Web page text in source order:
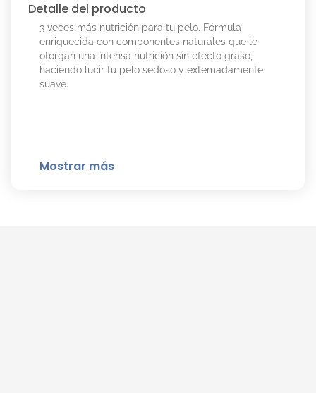
Detalle del producto
3 veces más nutrición para tu pelo. Fórmula
enriquecida con componentes naturales que le
otorgan una intensa nutrición sin efecto graso,
haciendo lucir tu pelo sedoso y extemadamente
suave.
Mostrar más